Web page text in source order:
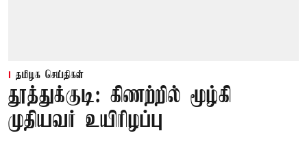
தமிழக செய்திகள்
தூத்துக்குடி: கிணற்றில் மூழ்கி
முதியவர் உயிரிழப்பு